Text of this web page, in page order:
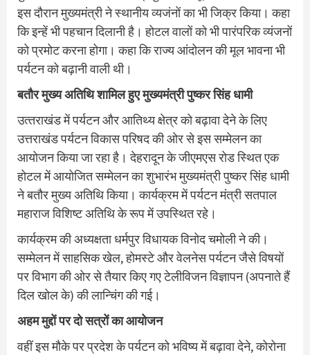
इस दौरान मुख्‍यमंत्री ने स्थानीय व्यजंनों का भी जिक्र किया। कहा
कि इन्हें भी पहचान दिलानी है। होटल वालों को भी पारंपरिक व्यंजनों
को प्रमोट करना होगा। कहा कि राज्य आंदोलन की मूल भावना भी
पर्यटन को बढ़ानी वाली थी।
बतौर मुख्य अतिथि शामिल हुए मुख्यमंत्री पुष्कर सिंह धामी
उत्‍तराखंड में पर्यटन और आतिथ्य क्षेत्र को बढ़ावा देने के लिए
उत्तराखंड पर्यटन विकास परिषद की ओर से इस सम्मेलन का
आयोजन किया जा रहा है। देहरादून के जीएमएस रोड स्थित एक
होटल में आयोजित सम्मेलन का शुभारंभ मुख्यमंत्री पुष्कर सिंह धामी
ने बतौर मुख्य अतिथि किया। कार्यक्रम में पर्यटन मंत्री सतपाल
महाराज विशिष्ट अतिथि के रूप में उपस्थित रहे।
कार्यक्रम की अध्यक्षता धर्मपुर विधायक विनोद चमोली ने की।
सम्मेलन में साहसिक खेल, होमस्टे और वेलनेस पर्यटन जैसे विषयों
पर विभाग की ओर से तैयार किए गए टेलीविजन विज्ञापन (अपनाते हैं
दिल खोल के) की लान्चिंग की गई।
अहम मुद्दों पर दो सत्रों का आयोजन
वहीं इस मौके पर प्रदेश के पर्यटन को भविष्य में बढ़ावा देने, कोरोना